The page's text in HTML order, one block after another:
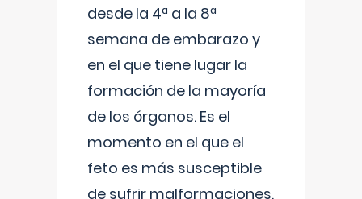
desde la 4ª a la 8ª
semana de embarazo y
en el que tiene lugar la
formación de la mayoría
de los órganos. Es el
momento en el que el
feto es más susceptible
de sufrir malformaciones,